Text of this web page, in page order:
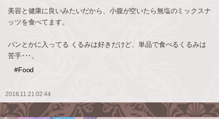
美容と健康に良いみたいだから、小腹が空いたら無塩のミックスナ
ッツを食べてます。
パンとかに入ってる くるみは好きだけど、単品で食べるくるみは
苦手･･･。
#Food
2018.11.21 02:44